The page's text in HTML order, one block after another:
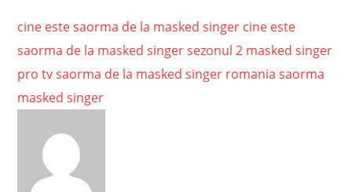
cine este saorma de la masked singer cine este
saorma de la masked singer sezonul 2 masked singer
pro tv saorma de la masked singer romania saorma
masked singer